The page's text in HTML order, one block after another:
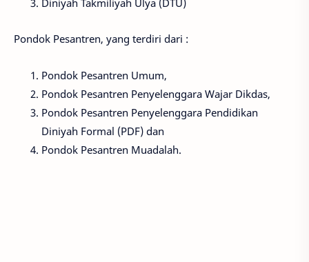
Pondok Pesantren, yang terdiri dari :
Pondok Pesantren Umum,
Pondok Pesantren Penyelenggara Wajar Dikdas,
Pondok Pesantren Penyelenggara Pendidikan
Diniyah Formal (PDF) dan
Pondok Pesantren Muadalah.